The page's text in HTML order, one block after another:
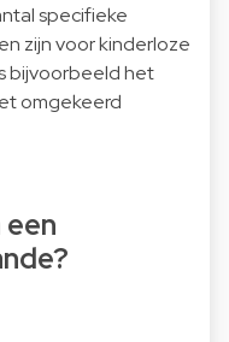
specifieke
zijn voor kinderloze
bijvoorbeeld het
omgekeerd